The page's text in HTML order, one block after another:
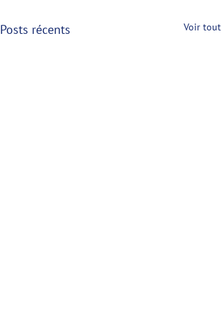
Posts récents Voir tout